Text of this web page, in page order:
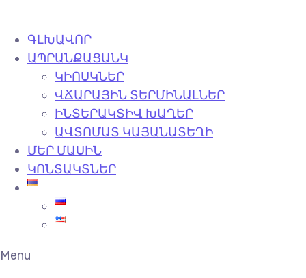
ԳԼԽԱՎՈՐ
ԱՊՐԱՆՔԱՑԱՆԿ
ԿԻՈՍԿՆԵՐ
ՎՃԱՐԱՅԻՆ ՏԵՐՄԻՆԱԼՆԵՐ
ԻՆՏԵՐԱԿՏԻՎ ԽԱՂԵՐ
ԱՎՏՈՄԱՏ ԿԱՅԱՆԱՏԵՂԻ
ՄԵՐ ՄԱՍԻՆ
ԿՈՆՏԱԿՏՆԵՐ
Menu